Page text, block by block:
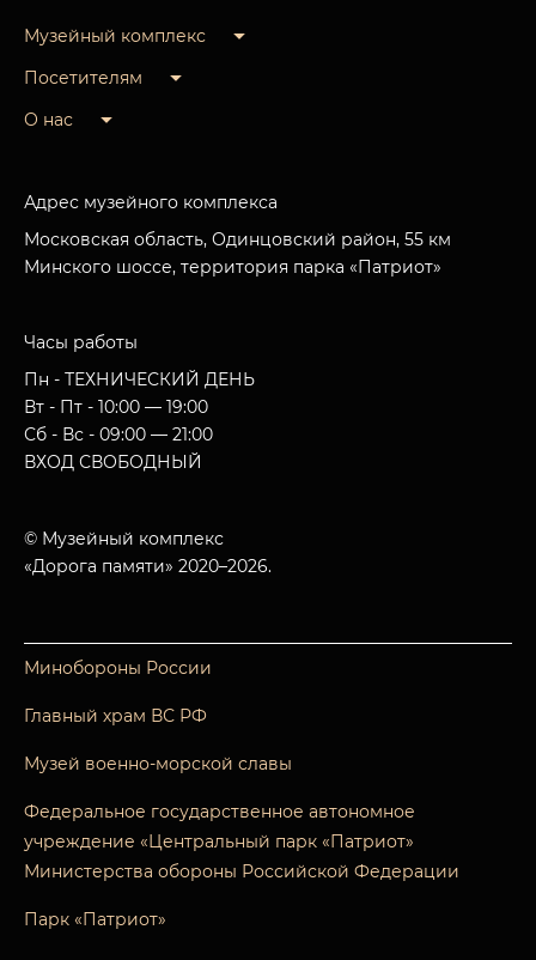
Музейный комплекс
Посетителям
О нас
Адрес музейного комплекса
Московская область, Одинцовский район, 55 км
Минского шоссе, территория парка «Патриот»
Часы работы
Пн - ТЕХНИЧЕСКИЙ ДЕНЬ
Вт - Пт - 10:00 — 19:00
Сб - Вс - 09:00 — 21:00
ВХОД СВОБОДНЫЙ
© Музейный комплекс
«Дорога памяти» 2020–2026.
Минобороны России
Главный храм ВС РФ
Музей военно-морской славы
Федеральное государственное автономное
учреждение «Центральный парк «Патриот»
Министерства обороны Российской Федерации
Парк «Патриот»